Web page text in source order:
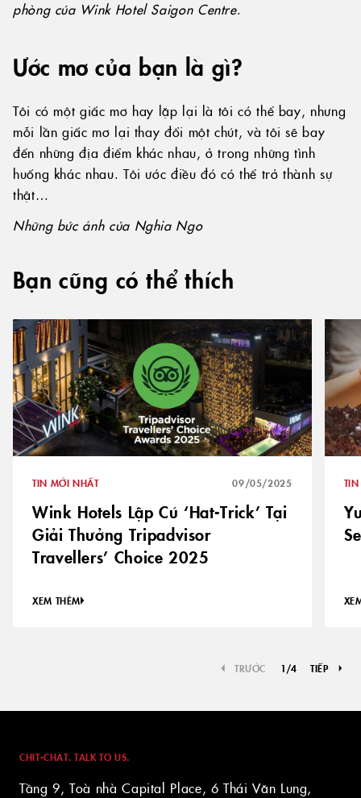
phòng của Wink Hotel Saigon Centre.
Ước mơ của bạn là gì?
Tôi có một giấc mơ hay lặp lại là tôi có thể bay, nhưng
mỗi lần giấc mơ lại thay đổi một chút, và tôi sẽ bay
đến những địa điểm khác nhau, ở trong những tình
huống khác nhau. Tôi ước điều đó có thể trở thành sự
thật…
Những bức ảnh của Nghia Ngo
Bạn cũng có thể thích
TIN MỚI NHẤT 09/05/2025
Wink Hotels Lập Cú ‘Hat-Trick’ Tại
Giải Thưởng Tripadvisor
Travellers’ Choice 2025
XEM THÊM
TRƯỚC 1/4 TIẾP
CHIT-CHAT. TALK TO US.
Tầng 9, Toà nhà Capital Place, 6 Thái Văn Lung,